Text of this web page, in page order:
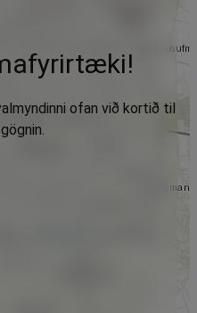
ofan við kortið til